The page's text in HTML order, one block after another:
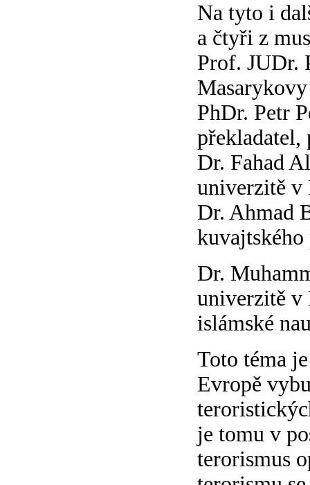
Na tyto i
a čtyři z
Prof. JUDr.
PhDr. Petr
Dr. Fahad
univerzitě v
Dr. Ahmad
kuvajtského
Dr.
univerzitě v
islámské
Toto téma
Evropě
je tomu v
terorismus